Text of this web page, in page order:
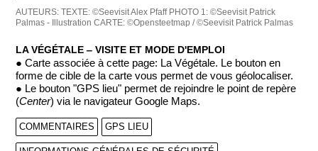
AUTEURS:TEXTE: ©Seevisit Alex Pfaff PHOTO 1: ©Seevisit Patrick
Palmas - Illustration CARTE: ©Opensteetmap / ©Seevisit Patrick Palmas
LA VÉGÉTALE ‒ VISITE ET MODE D'EMPLOI
● Carte associée à cette page: La Végétale. Le bouton en
forme de cible de la carte vous permet de vous géolocaliser.
● Le bouton "GPS lieu" permet de rejoindre le point de repère
(Center) via le navigateur Google Maps.
COMMENTAIRES GPS LIEU